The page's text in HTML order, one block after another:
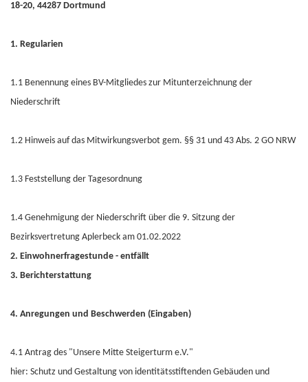
18-20, 44287 Dortmund
1. Regularien
1.1 Benennung eines BV-Mitgliedes zur Mitunterzeichnung der
Niederschrift
1.2 Hinweis auf das Mitwirkungsverbot gem. §§ 31 und 43 Abs. 2 GO NRW
1.3 Feststellung der Tagesordnung
1.4 Genehmigung der Niederschrift über die 9. Sitzung der
Bezirksvertretung Aplerbeck am 01.02.2022
2. Einwohnerfragestunde - entfällt
3. Berichterstattung
4. Anregungen und Beschwerden (Eingaben)
4.1 Antrag des "Unsere Mitte Steigerturm e.V."
hier: Schutz und Gestaltung von identitätsstiftenden Gebäuden und